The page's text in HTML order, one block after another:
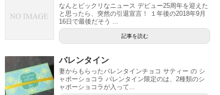
なんとビックリなニュース デビュー25周年を迎えた
と思ったら、突然の引退宣言！ １年後の2018年9月
16日で最後だそう ...
記事を読む
バレンタイン
妻からもらったバレンタインチョコ サティー の シ
ャポーショコラ バレンタイン限定のは、2種類のシ
ャポーショコラが入って...